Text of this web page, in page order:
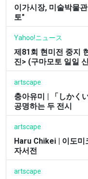
이가시장, 미술박물
토"
Yahoo!ニュース
제81회 현미전 중지
진> (구마모토 일일
artscape
충아유미 | 「しかく
공명하는 두 전시
artscape
Haru Chikei | 이도미
자서전
artscape